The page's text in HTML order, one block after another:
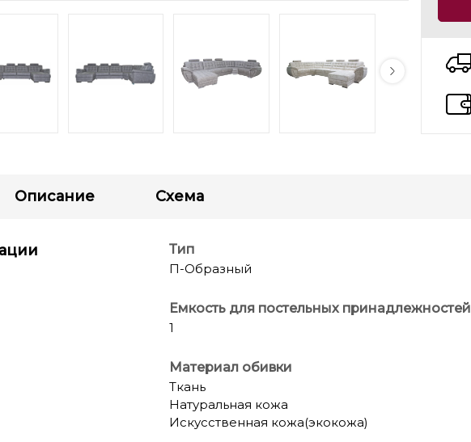
Описание Схема
Тип
П-Образный
Емкость для постельных принадлежностей
1
Материал обивки
Ткань
Натуральная кожа
Искусственная кожа(экокожа)